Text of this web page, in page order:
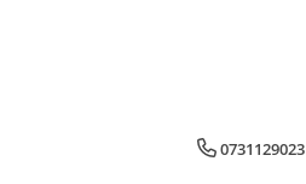
0731129023